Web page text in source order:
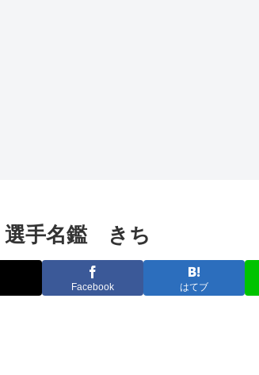
手名鑑 きち
Facebook はてブ